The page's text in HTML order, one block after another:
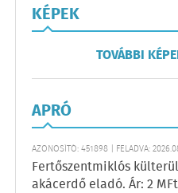
KÉPEK
TOVÁBBI
APRÓ
AZONOSÍTÓ: 451898 | FELADVA:
Fertőszentmiklós
akácerdő eladó. Ár: 2